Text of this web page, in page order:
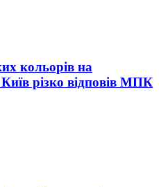
кольорів на
різко відповів МПК